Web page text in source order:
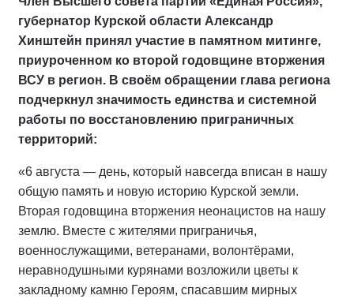
губернатор Курской области Александр
Хинштейн принял участие в памятном митинге,
приуроченном ко второй годовщине вторжения
ВСУ в регион. В своём обращении глава региона
подчеркнул значимость единства и системной
работы по восстановлению приграничных
территорий:
«6 августа — день, который навсегда вписан в нашу
общую память и новую историю Курской земли.
Вторая годовщина вторжения неонацистов на нашу
землю. Вместе с жителями приграничья,
военнослужащими, ветеранами, волонтёрами,
неравнодушными курянами возложили цветы к
закладному камню Героям, спасавшим мирных